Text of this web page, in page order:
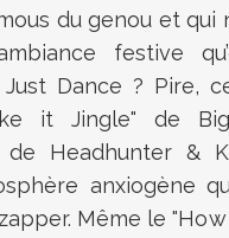
du genou et qui
festive
Dance ? Pire,
it Jingle" de
de Headhunter &
anxiogène
Même le "How